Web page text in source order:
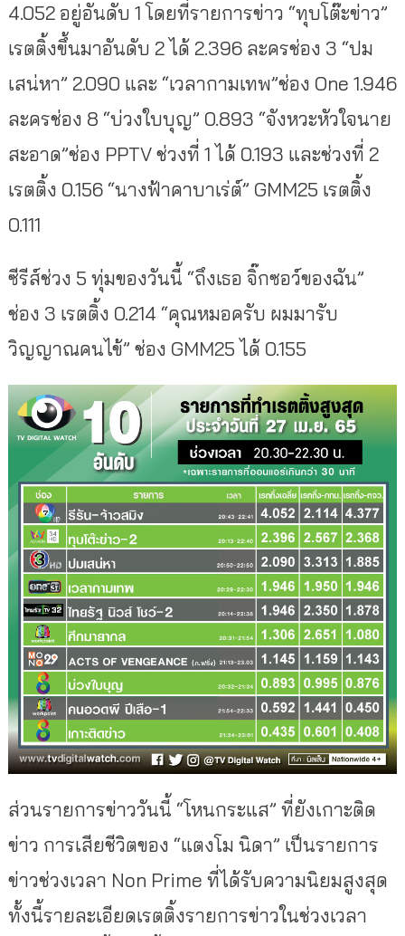
4.052 อยู่อันดับ 1 โดยที่รายการข่าว “ทุบโต๊ะข่าว”
เรตติ้งขึ้นมาอันดับ 2 ได้ 2.396 ละครช่อง 3 “ปม
เสน่หา” 2.090 และ “เวลากามเทพ”ช่อง One 1.946
ละครช่อง 8 “บ่วงใบบุญ” 0.893 “จังหวะหัวใจนาย
สะอาด”ช่อง PPTV ช่วงที่ 1 ได้ 0.193 และช่วงที่ 2
เรตติ้ง 0.156 “นางฟ้าคาบาเร่ต์” GMM25 เรตติ้ง
0.111
ซีรีส์ช่วง 5 ทุ่มของวันนี้ “ถึงเธอ จิ๊กซอว์ของฉัน”
ช่อง 3 เรตติ้ง 0.214 “คุณหมอครับ ผมมารับ
วิญญาณคนไข้” ช่อง GMM25 ได้ 0.155
ส่วนรายการข่าววันนี้ “โหนกระแส” ที่ยังเกาะติด
ข่าว การเสียชีวิตของ “แตงโม นิดา” เป็นรายการ
ข่าวช่วงเวลา Non Prime ที่ได้รับความนิยมสูงสุด
ทั้งนี้รายละเอียดเรตติ้งรายการข่าวในช่วงเวลา